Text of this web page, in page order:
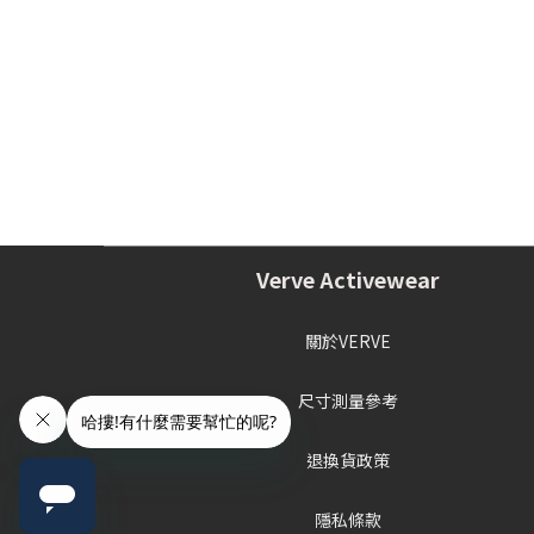
Verve Activewear
關於VERVE
尺寸測量參考
退換貨政策
隱私條款